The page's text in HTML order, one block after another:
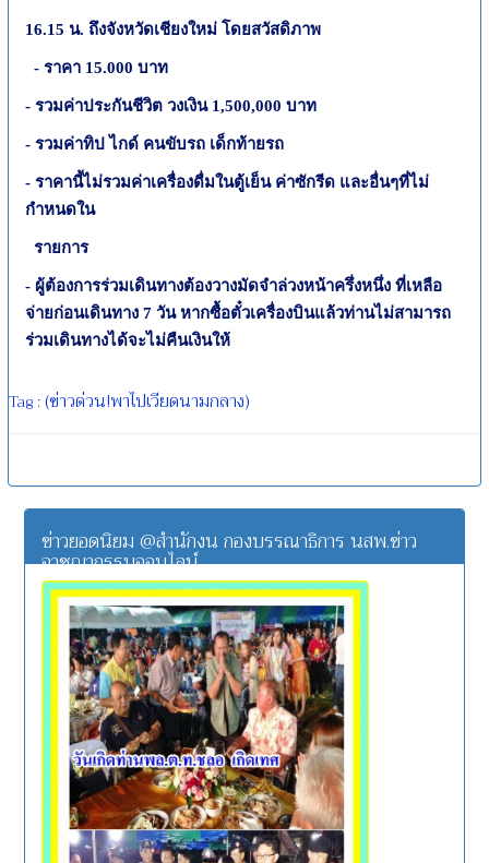
16.15 น. ถึงจังหวัดเชียงใหม่ โดยสวัสดิภาพ
-ราคา 15.000 บาท
-รวมค่าประกันชีวิต วงเงิน 1,500,000 บาท
-รวมค่าทิป ไกด์ คนขับรถ เด็กท้ายรถ
-ราคานี้ไม่รวมค่าเครื่องดื่มในตู้เย็น ค่าซักรีด และอื่นๆที่ไม่
กำหนดใน
รายการ
- ผู้ต้องการร่วมเดินทางต้องวางมัดจำล่วงหน้าครึ่งหนึ่ง ที่เหลือ
จ่ายก่อนเดินทาง7 วัน หากซื้อตั๋วเครื่องบินแล้วท่านไม่สามารถ
ร่วมเดินทางได้จะไม่คืนเงินให้
Tag :(ข่าวด่วน!พาไปเวียดนามกลาง)
ข่าวยอดนิยม @สำนักงน กองบรรณาธิการ นสพ.ข่าว
อาชญากรรมออนไลน์